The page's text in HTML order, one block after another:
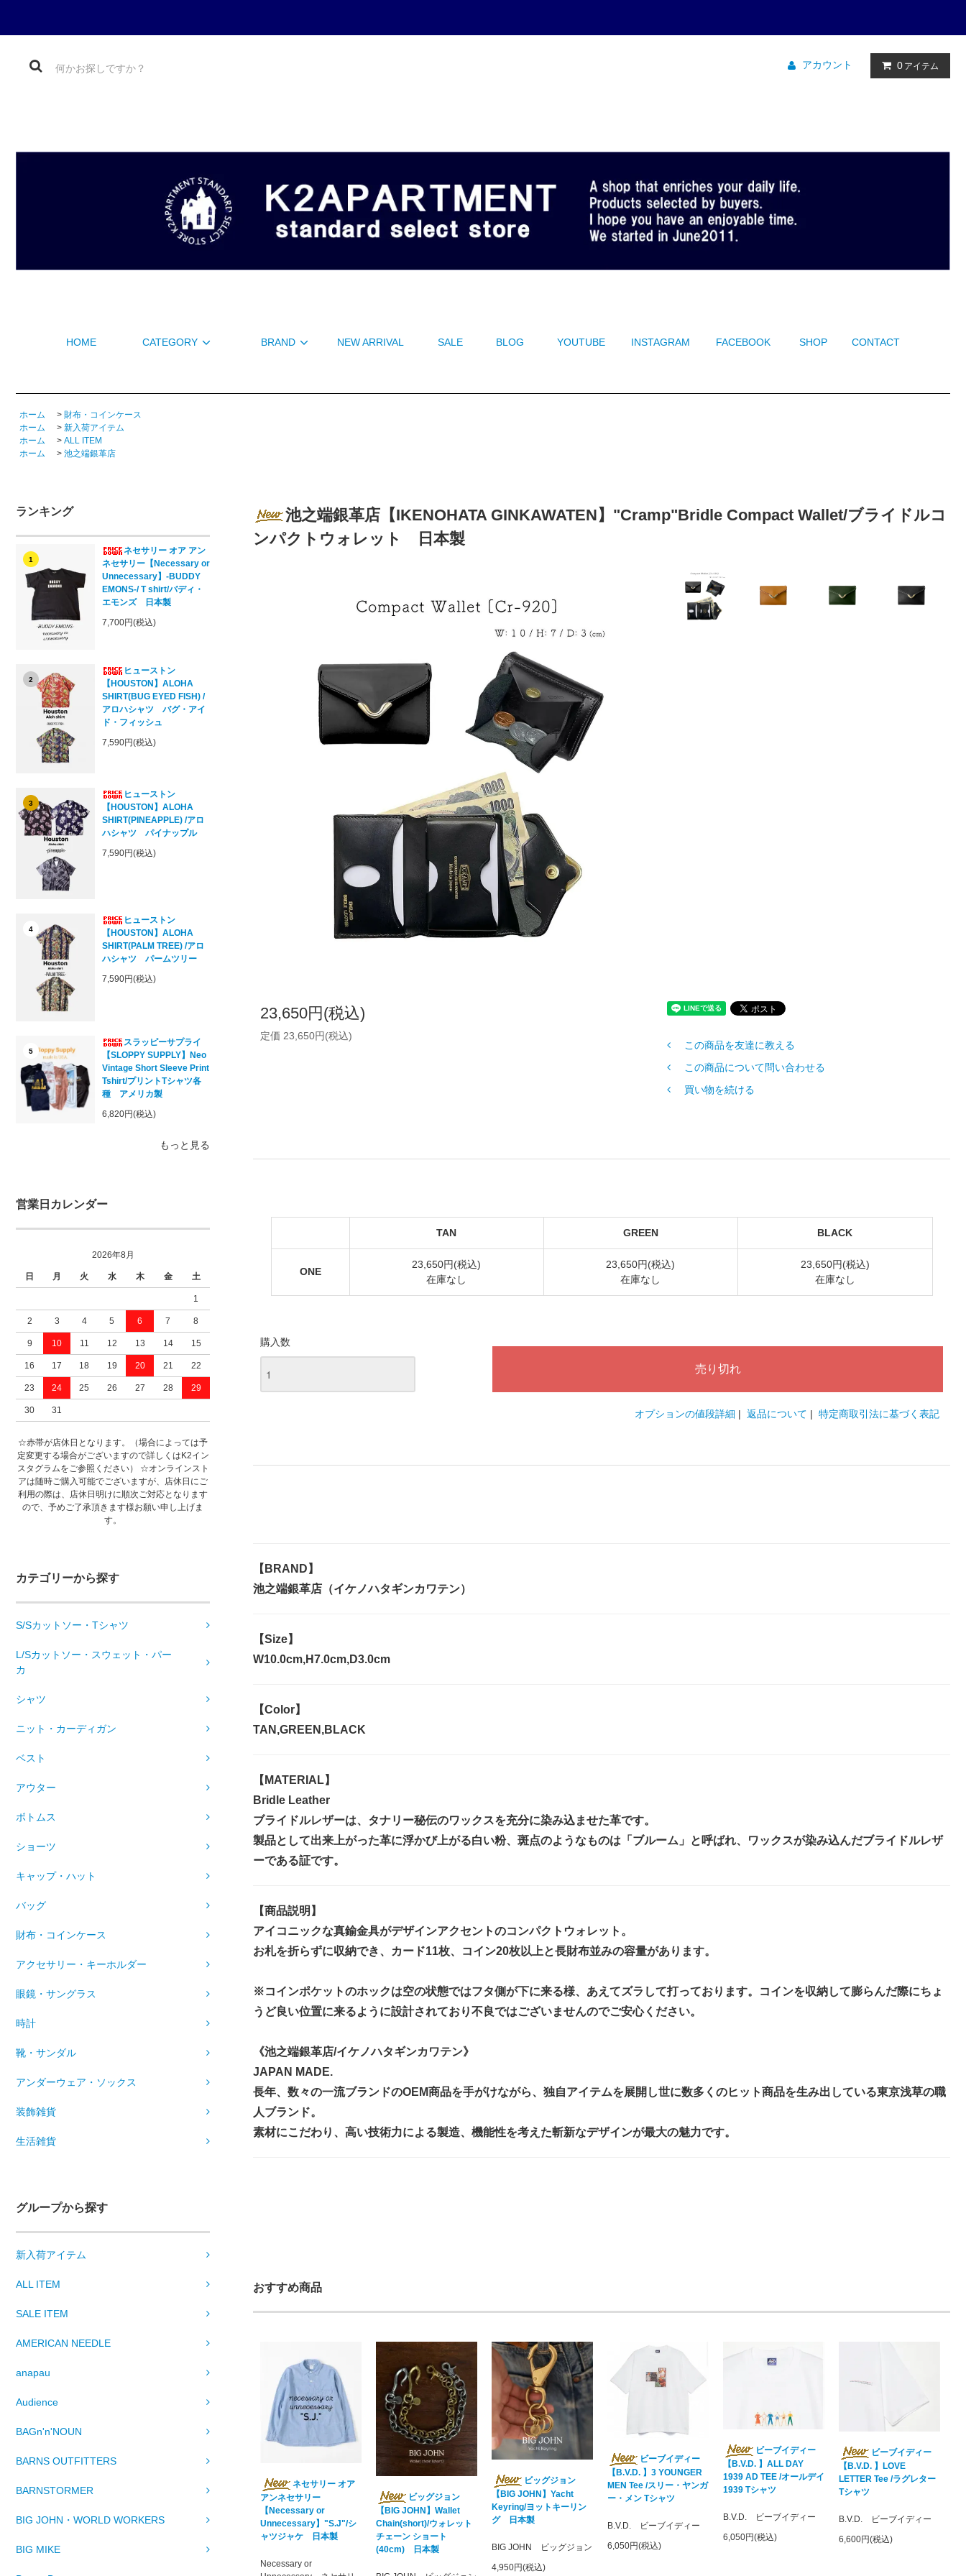
アカウント 0 アイテム
HOME CATEGORY BRAND NEW ARRIVAL SALE BLOG YOUTUBE INSTAGRAM FACEBOOK SHOP CONTACT
ホーム > 財布・コインケース
ホーム
> 新入荷アイテム
ホーム
> ALL ITEM
ホーム
> 池之端銀革店
ランキング
1
ネセサリー オア アン
ネセサリー【Necessary or
Unnecessary】-BUDDY
EMONS-/ T shirt/バディ・
エモンズ 日本製
7,700円(税込)
2
ヒューストン
【HOUSTON】ALOHA
SHIRT(BUG EYED FISH) /
アロハシャツ バグ・アイ
ド・フィッシュ
7,590円(税込)
3
ヒューストン
【HOUSTON】ALOHA
SHIRT(PINEAPPLE) /アロ
ハシャツ パイナップル
7,590円(税込)
4
ヒューストン
【HOUSTON】ALOHA
SHIRT(PALM TREE) /アロ
ハシャツ パームツリー
7,590円(税込)
5
スラッピーサプライ
【SLOPPY SUPPLY】Neo
Vintage Short Sleeve Print
Tshirt/プリントTシャツ各
種 アメリカ製
6,820円(税込)
もっと見る
営業日カレンダー
2026年8月
日 月 火 水 木 金 土
1
2 3 4 5 6 7 8
9 10 11 12 13 14 15
16 17 18 19 20 21 22
23 24 25 26 27 28 29
30 31
☆赤帯が店休日となります。（場合によっては予
定変更する場合がございますので詳しくはK2イン
スタグラムをご参照ください） ☆オンラインスト
アは随時ご購入可能でございますが、店休日にご
利用の際は、店休日明けに順次ご対応となります
ので、予めご了承頂きます様お願い申し上げま
す。
カテゴリーから探す
S/Sカットソー・Tシャツ
L/Sカットソー・スウェット・パー
カ
シャツ
ニット・カーディガン
ベスト
アウター
ボトムス
ショーツ
キャップ・ハット
バッグ
財布・コインケース
アクセサリー・キーホルダー
眼鏡・サングラス
時計
靴・サンダル
アンダーウェア・ソックス
装飾雑貨
生活雑貨
グループから探す
新入荷アイテム
ALL ITEM
SALE ITEM
AMERICAN NEEDLE
anapau
Audience
BAGn'n'NOUN
BARNS OUTFITTERS
BARNSTORMER
BIG JOHN・WORLD WORKERS
BIG MIKE
池之端銀革店【IKENOHATA GINKAWATEN】"Cramp"Bridle Compact Wallet/ブライドルコ
ンパクトウォレット 日本製
23,650円(税込)
定価 23,650円(税込)
この商品を友達に教える
この商品について問い合わせる
買い物を続ける
TAN GREEN BLACK
ONE
23,650円(税込)
在庫なし
23,650円(税込)
在庫なし
23,650円(税込)
在庫なし
購入数
オプションの値段詳細 | 返品について | 特定商取引法に基づく表記
【BRAND】
池之端銀革店（イケノハタギンカワテン）
【Size】
W10.0cm,H7.0cm,D3.0cm
【Color】
TAN,GREEN,BLACK
【MATERIAL】
Bridle Leather
ブライドルレザーは、タナリー秘伝のワックスを充分に染み込ませた革です。
製品として出来上がった革に浮かび上がる白い粉、斑点のようなものは「ブルーム」と呼ばれ、ワックスが染み込んだブライドルレザ
ーである証です。
【商品説明】
アイコニックな真鍮金具がデザインアクセントのコンパクトウォレット。
お札を折らずに収納でき、カード11枚、コイン20枚以上と長財布並みの容量があります。
※コインポケットのホックは空の状態ではフタ側が下に来る様、あえてズラして打っております。コインを収納して膨らんだ際にちょ
うど良い位置に来るように設計されており不良ではございませんのでご安心ください。
《池之端銀革店/イケノハタギンカワテン》
JAPAN MADE.
長年、数々の一流ブランドのOEM商品を手がけながら、独自アイテムを展開し世に数多くのヒット商品を生み出している東京浅草の職
人ブランド。
素材にこだわり、高い技術力による製造、機能性を考えた斬新なデザインが最大の魅力です。
おすすめ商品
ネセサリー オア
アンネセサリー
【Necessary or
Unnecessary】"S.J"/シ
ャツジャケ 日本製
Necessary or
ビッグジョン
【BIG JOHN】Wallet
Chain(short)/ウォレット
チェーン ショート
(40cm) 日本製
ビッグジョン
【BIG JOHN】Yacht
Keyring/ヨットキーリン
グ 日本製
BIG JOHN ビッグジョン
4,950円(税込)
ビーブイディー
【B.V.D. 】3 YOUNGER
MEN Tee /スリー・ヤンガ
ー・メン Tシャツ
B.V.D. ビーブイディー
6,050円(税込)
ビーブイディー
【B.V.D. 】ALL DAY
1939 AD TEE /オールデイ
1939 Tシャツ
B.V.D. ビーブイディー
6,050円(税込)
ビーブイディー
【B.V.D. 】LOVE
LETTER Tee /ラグレター
Tシャツ
B.V.D. ビーブイディー
6,600円(税込)